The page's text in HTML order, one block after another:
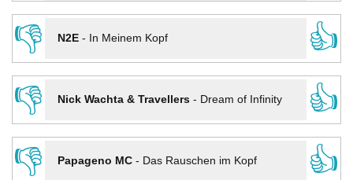
👎
N2E- In Meinem Kopf
👍
👎
Nick Wachta & Travellers- Dream of Infinity
👍
👎
Papageno MC- Das Rauschen im Kopf
👍